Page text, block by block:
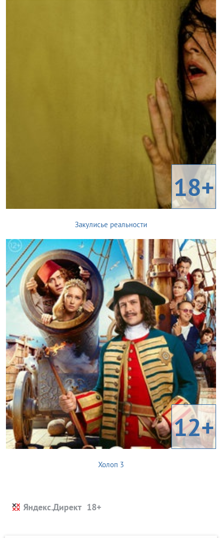
18+
Закулисье реальности
12+
Холоп 3
Яндекс.Директ